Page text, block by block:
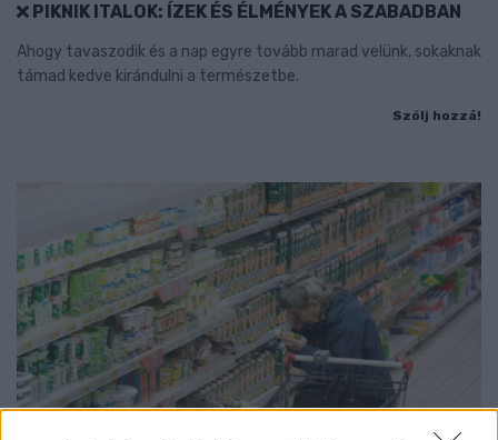
PIKNIK ITALOK: ÍZEK ÉS ÉLMÉNYEK A SZABADBAN
Ahogy tavaszodik és a nap egyre tovább marad velünk, sokaknak
támad kedve kirándulni a természetbe.
Szólj hozzá!